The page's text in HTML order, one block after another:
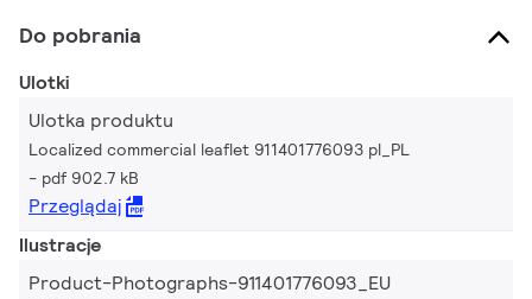
Do pobrania
Ulotki
Ulotka produktu
Localized commercial leaflet 911401776093 pl_PL
pdf 902.7 kB
Przeglądaj
Ilustracje
Product-Photographs-911401776093_EU